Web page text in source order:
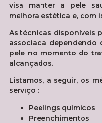
visa manter a pele
melhora estética e, com
As técnicas disponíveis
associada dependendo
pele no momento do
alcançados.
Listamos, a seguir, os
serviço :
Peelings
Preenchimentos